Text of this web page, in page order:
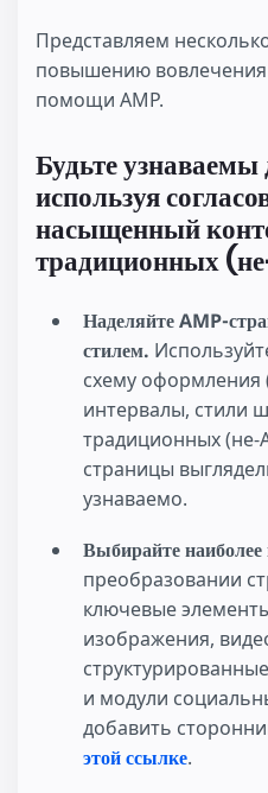
Представляем
повышению
помощи AMP.
Будьте узнаваемы
используя
насыщенный
традиционных
Наделяйте AMP-
стилем.
схему оформления
интервалы, стили
традиционных (не-
страницы
узнаваемо.
Выбирайте
преобразовании
ключевые
изображения,
и модули
добавить
этой ссылке.